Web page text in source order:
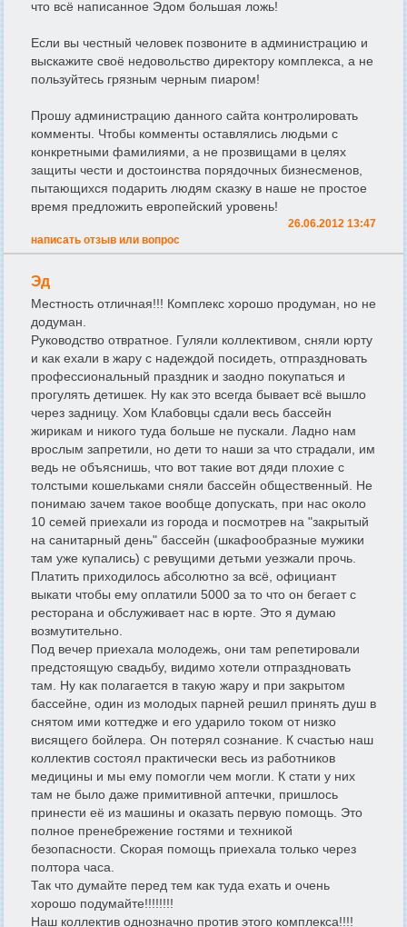
что всё написанное Эдом большая ложь!
Если вы честный человек позвоните в администрацию и
выскажите своё недовольство директору комплекса, а не
пользуйтесь грязным черным пиаром!
Прошу администрацию данного сайта контролировать
комменты. Чтобы комменты оставлялись людьми с
конкретными фамилиями, а не прозвищами в целях
защиты чести и достоинства порядочных бизнесменов,
пытающихся подарить людям сказку в наше не простое
время предложить европейский уровень!
26.06.2012 13:47
написать отзыв или вопрос
Эд
Местность отличная!!! Комплекс хорошо продуман, но не
додуман.
Руководство отвратное. Гуляли коллективом, сняли юрту
и как ехали в жару с надеждой посидеть, отпраздновать
профессиональный праздник и заодно покупаться и
прогулять детишек. Ну как это всегда бывает всё вышло
через задницу. Хом Клабовцы сдали весь бассейн
жирикам и никого туда больше не пускали. Ладно нам
врослым запретили, но дети то наши за что страдали, им
ведь не объяснишь, что вот такие вот дяди плохие с
толстыми кошельками сняли бассейн общественный. Не
понимаю зачем такое вообще допускать, при нас около
10 семей приехали из города и посмотрев на "закрытый
на санитарный день" бассейн (шкафообразные мужики
там уже купались) с ревущими детьми уезжали прочь.
Платить приходилось абсолютно за всё, официант
выкати чтобы ему оплатили 5000 за то что он бегает с
ресторана и обслуживает нас в юрте. Это я думаю
возмутительно.
Под вечер приехала молодежь, они там репетировали
предстоящую свадьбу, видимо хотели отпраздновать
там. Ну как полагается в такую жару и при закрытом
бассейне, один из молодых парней решил принять душ в
снятом ими коттедже и его ударило током от низко
висящего бойлера. Он потерял сознание. К счастью наш
коллектив состоял практически весь из работников
медицины и мы ему помогли чем могли. К стати у них
там не было даже примитивной аптечки, пришлось
принести её из машины и оказать первую помощь. Это
полное пренебрежение гостями и техникой
безопасности. Скорая помощь приехала только через
полтора часа.
Так что думайте перед тем как туда ехать и очень
хорошо подумайте!!!!!!!!
Наш коллектив однозначно против этого комплекса!!!!